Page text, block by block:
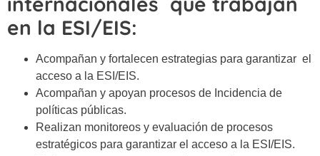
en la ESI/EIS:
Acompañan y fortalecen estrategias para garantizar el
acceso a la ESI/EIS.
Acompañan y apoyan procesos de Incidencia de
políticas públicas.
Realizan monitoreos y evaluación de procesos
estratégicos para garantizar el acceso a la ESI/EIS.